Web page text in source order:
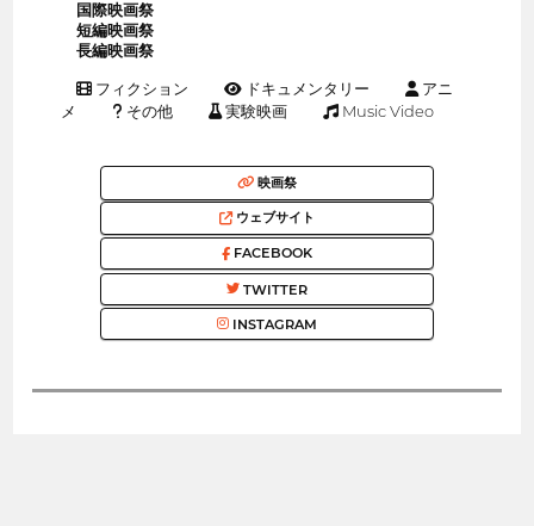
国際映画祭
短編映画祭
長編映画祭
フィクション ドキュメンタリー
アニ
メ
その他 実験映画 Music Video
映画祭
ウェブサイト
FACEBOOK
TWITTER
INSTAGRAM